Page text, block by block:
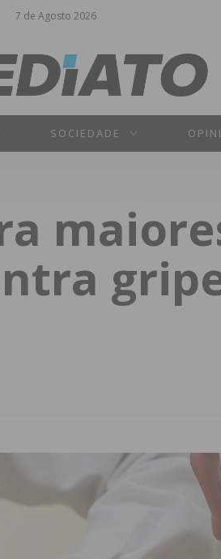
7 de Agosto 2026
SOCIEDADE